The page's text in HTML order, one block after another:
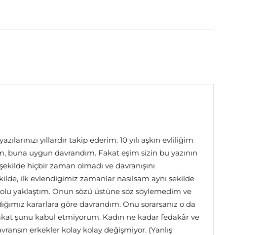
yıllardır takip ederim. 10 yılı aşkın evliliğim
buna uygun davrandım. Fakat eşim sizin bu yazının
hiçbir zaman olmadı ve davranışını
ilk evlendigimiz zamanlar nasılsam aynı sekilde
yaklaştım. Onun sözü üstüne söz söylemedim ve
kararlara göre davrandım. Onu sorarsanız o da
şunu kabul etmiyorum. Kadın ne kadar fedakâr ve
erkekler kolay kolay değişmiyor. (Yanlış